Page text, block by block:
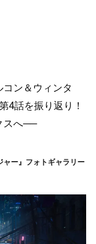
コン＆ウィンタ
4話を振り返り！
スへ──
ャー』フォトギャラリー